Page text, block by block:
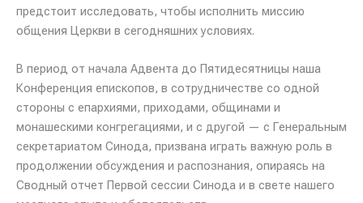
предстоит исследовать, чтобы исполнить миссию
общения Церкви в сегодняшних условиях.
В период от начала Адвента до Пятидесятницы наша
Конференция епископов, в сотрудничестве со одной
стороны с епархиями, приходами, общинами и
монашескими конгрегациями, и с другой — с Генеральным
секретариатом Синода, призвана играть важную роль в
продолжении обсуждения и распознания, опираясь на
Сводный отчет Первой сессии Синода и в свете нашего